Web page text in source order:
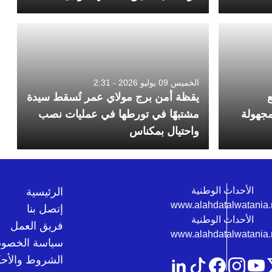
الخميس 09 يوليو 2026 - 2:31
يقظة أمن برج مولاي عمر تُسقط سيدة
مشتبهًا في تورطها في عمليات نصب
واحتيال بمكناس
الرئيسية
إتصل بنا
فريق العمل
سياسة
الشروط